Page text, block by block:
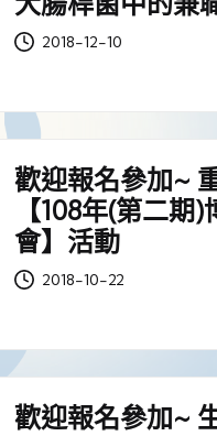
2018-12-10
歡迎報名參加~
【108年(第二
會】活動
2018-10-22
歡迎報名參加~